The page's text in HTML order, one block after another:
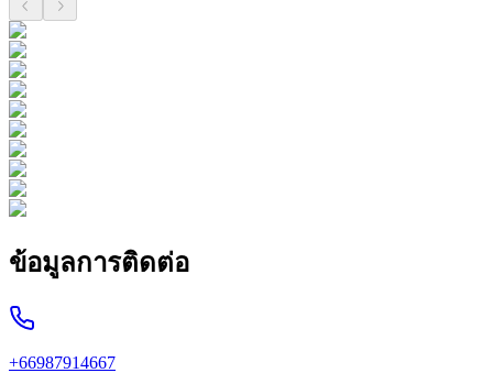
ข้อมูลการติดต่อ
+66987914667